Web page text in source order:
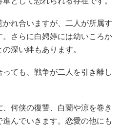
れ合いますが、二人が所属す
さらに白娉婷には幼いころか
深い絆もあります。
ても、戦争が二人を引き離し
、何侠の復讐、白蘭や涼を巻き
んでいきます。恋愛の他にも